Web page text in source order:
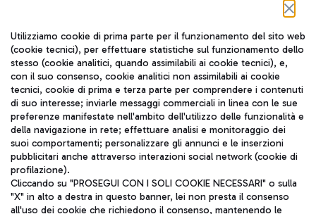
Seguici sui social
TRAVEL JOURNAL
ITA
Utilizziamo cookie di prima parte per il funzionamento del sito web
(cookie tecnici), per effettuare statistiche sul funzionamento dello
stesso (cookie analitici, quando assimilabili ai cookie tecnici), e,
con il suo consenso, cookie analitici non assimilabili ai cookie
tecnici, cookie di prima e terza parte per comprendere i contenuti
di suo interesse; inviarle messaggi commerciali in linea con le sue
preferenze manifestate nell'ambito dell'utilizzo delle funzionalità e
della navigazione in rete; effettuare analisi e monitoraggio dei
suoi comportamenti; personalizzare gli annunci e le inserzioni
pubblicitari anche attraverso interazioni social network (cookie di
profilazione).
Cliccando su "PROSEGUI CON I SOLI COOKIE NECESSARI" o sulla
"X" in alto a destra in questo banner, lei non presta il consenso
all'uso dei cookie che richiedono il consenso, mantenendo le